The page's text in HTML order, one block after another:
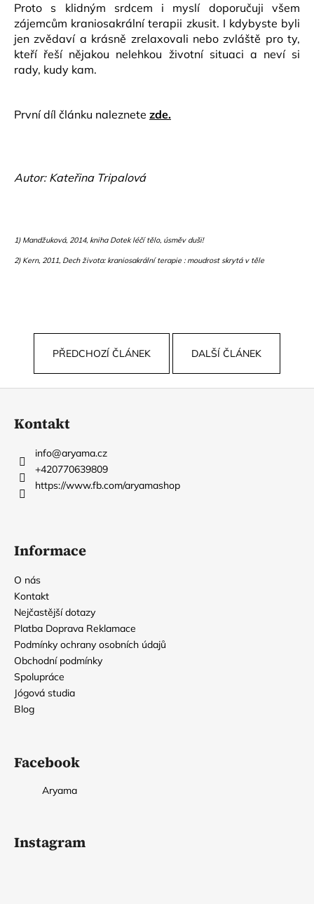
Proto s klidným srdcem i myslí doporučuji všem
zájemcům kraniosakrální terapii zkusit. I kdybyste byli
jen zvědaví a krásně zrelaxovali nebo zvláště pro ty,
kteří řeší nějakou nelehkou životní situaci a neví si
rady, kudy kam.
První díl článku naleznete zde.
Autor: Kateřina Tripalová
1) Mandžuková, 2014, kniha Dotek léčí tělo, úsměv duši!
2) Kern, 2011, Dech života: kraniosakrální terapie : moudrost skrytá v těle
PŘEDCHOZÍ ČLÁNEK DALŠÍ ČLÁNEK
Kontakt
info@aryama.cz
+420770639809
https://www.fb.com/aryamashop
Informace
O nás
Kontakt
Nejčastější dotazy
Platba Doprava Reklamace
Podmínky ochrany osobních údajů
Obchodní podmínky
Spolupráce
Jógová studia
Blog
Facebook
Aryama
Instagram